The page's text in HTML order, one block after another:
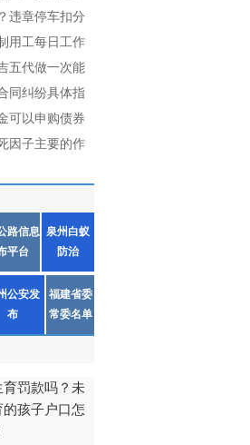
违章停车扣分
用工每日工作
五代做一次能
同纠纷具体指
可以申购债券
因子主要的作
路信息
平台
泉州白蚁
防治
公安发
布
福建省委
常委名单
育罚款吗？未
的孩子户口怎